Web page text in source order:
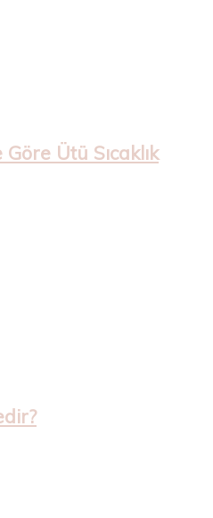
Ütü Sıcaklık